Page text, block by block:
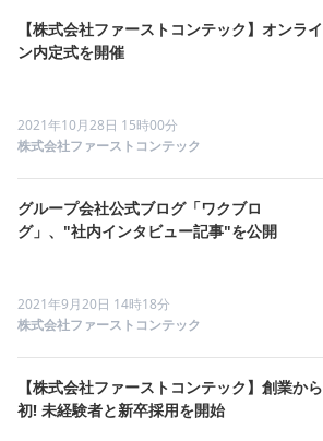
【株式会社ファーストコンテック】オンライ
ン内定式を開催
2021年10月28日 15時00分
株式会社ファーストコンテック
グループ会社公式ブログ「ワクブロ
グ」、"社内インタビュー記事"を公開
2021年9月20日 14時18分
株式会社ファーストコンテック
【株式会社ファーストコンテック】創業から
初! 未経験者と新卒採用を開始